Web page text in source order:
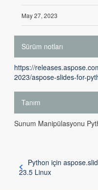
May 27, 2023
Sürüm notları
https://
2023/aspose-slides-for-
Tanım
Sunum Manipülasyonu
Python için
23.5 Linux